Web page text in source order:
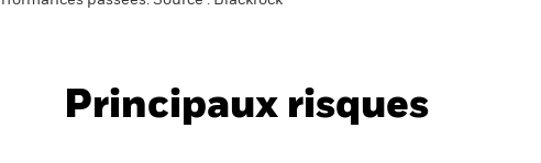
Principaux risques